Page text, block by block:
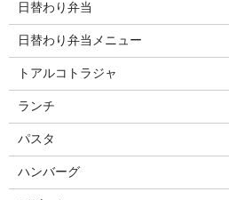
日替わり弁当
日替わり弁当メニュー
トアルコトラジャ
ランチ
パスタ
ハンバーグ